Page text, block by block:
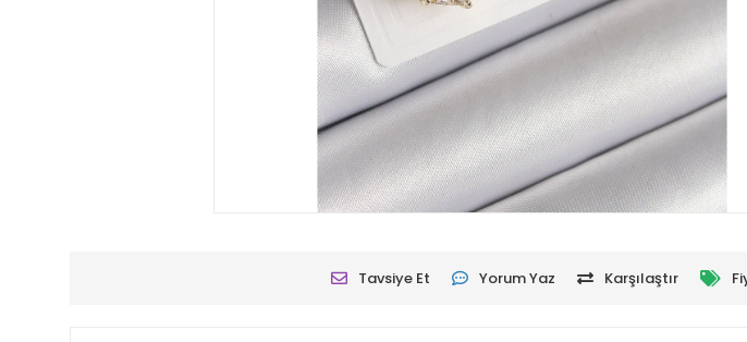
Tavsiye Et Yorum Yaz Karşılaştır